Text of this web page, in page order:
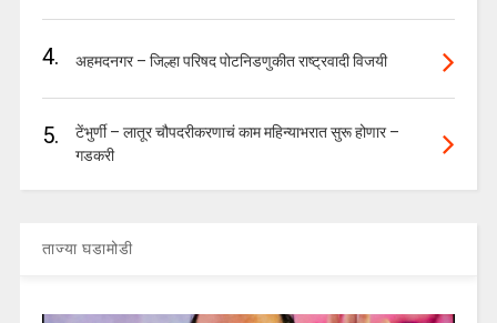
4. अहमदनगर – जिल्हा परिषद पोटनिडणुकीत राष्ट्रवादी विजयी
5.
टेंभुर्णी – लातूर चौपदरीकरणाचं काम महिन्याभरात सुरू होणार –
गडकरी
ताज्या घडामोडी